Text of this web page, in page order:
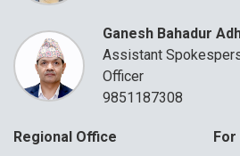
Ganesh Bahadur
Assistant
Officer
9851187308
Regional Office For